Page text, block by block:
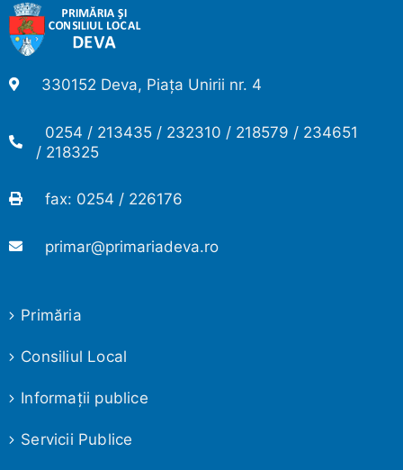
330152 Deva, Piața Unirii nr. 4
0254 / 213435 / 232310 / 218579 / 234651
/ 218325
fax: 0254 / 226176
primar@primariadeva.ro
Primăria
Consiliul Local
Informaţii publice
Servicii Publice